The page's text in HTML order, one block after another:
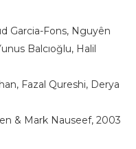
Garcia-Fons, Nguyên
Balcıoğlu, Halil
Fazal Qureshi, Derya
& Mark Nauseef, 2003